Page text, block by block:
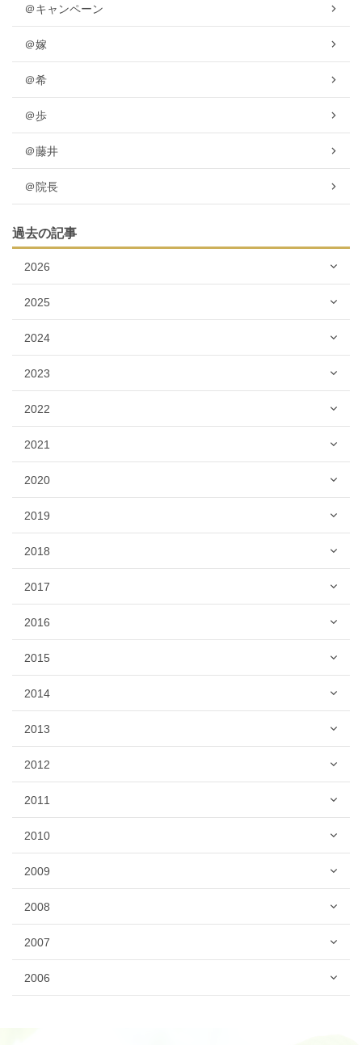
＠キャンペーン
＠嫁
＠希
＠歩
＠藤井
＠院長
過去の記事
2026
2025
2024
2023
2022
2021
2020
2019
2018
2017
2016
2015
2014
2013
2012
2011
2010
2009
2008
2007
2006